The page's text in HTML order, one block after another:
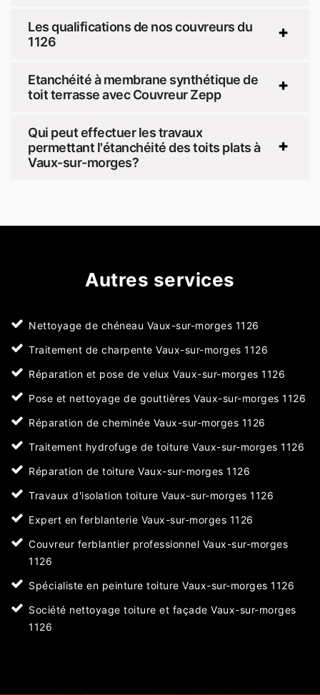
Les qualifications de nos couvreurs du
1126
Etanchéité à membrane synthétique de
toit terrasse avec Couvreur Zepp
Qui peut effectuer les travaux
permettant l'étanchéité des toits plats à
Vaux-sur-morges?
Autres services
Nettoyage de chéneau Vaux-sur-morges 1126
Traitement de charpente Vaux-sur-morges 1126
Réparation et pose de velux Vaux-sur-morges 1126
Pose et nettoyage de gouttières Vaux-sur-morges 1126
Réparation de cheminée Vaux-sur-morges 1126
Traitement hydrofuge de toiture Vaux-sur-morges 1126
Réparation de toiture Vaux-sur-morges 1126
Travaux d'isolation toiture Vaux-sur-morges 1126
Expert en ferblanterie Vaux-sur-morges 1126
Couvreur ferblantier professionnel Vaux-sur-morges
1126
Spécialiste en peinture toiture Vaux-sur-morges 1126
Société nettoyage toiture et façade Vaux-sur-morges
1126